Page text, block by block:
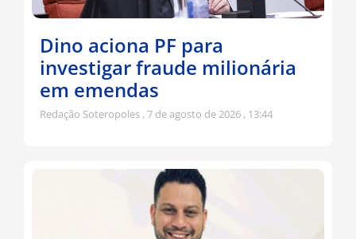
Dino aciona PF para
investigar fraude milionária
em emendas
Redação Soteropoles 7 de agosto de 2026 13:44